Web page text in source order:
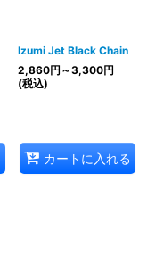
Izumi Jet Black Chain
2,860円 ～3,300円
(税込)
カートに入れる